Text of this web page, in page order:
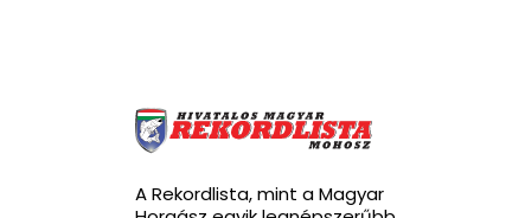
A Rekordlista, mint a Magyar